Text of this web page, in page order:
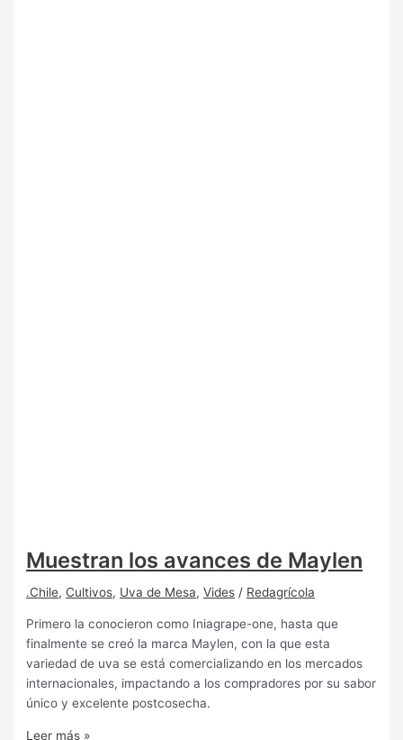
Muestran los avances de Maylen
.Chile, Cultivos, Uva de Mesa,Vides / Redagrícola
Primero la conocieron como Iniagrape-one, hasta que
finalmente se creó la marca Maylen, con la que esta
variedad de uva se está comercializando en los mercados
internacionales, impactando a los compradores por su sabor
único y excelente postcosecha.
Leer más »